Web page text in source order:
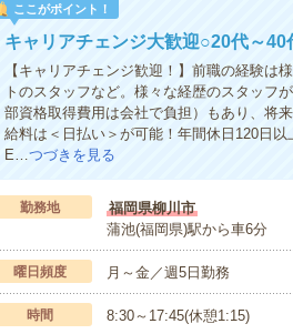
ここがポイント！
キャリアチェンジ大歓迎○20代～
【キャリアチェンジ歓迎！】前職の経験は
トのスタッフなど。様々な経歴のスタッフ
部資格取得費用は会社で負担）もあり、将
給料は＜日払い＞が可能！年間休日120日
E… つづきを見る
勤務地
福岡県柳川市
蒲池(福岡県)駅から車6分
曜日頻度 月～金／週5日勤務
時間 8:30～17:45(休憩1:15)